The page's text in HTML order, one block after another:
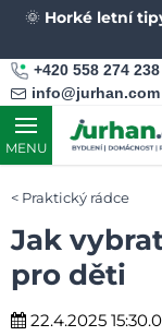
🌞 Horké letní
+420 558 274 238
info@jurhan.com
MENU
Praktický rádce
Jak
pro děti
22.4.2025